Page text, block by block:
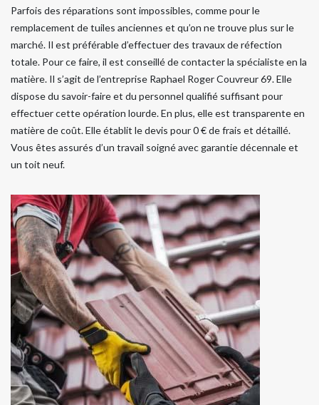
Parfois des réparations sont impossibles, comme pour le
remplacement de tuiles anciennes et qu’on ne trouve plus sur le
marché. Il est préférable d’effectuer des travaux de réfection
totale. Pour ce faire, il est conseillé de contacter la spécialiste en la
matière. Il s’agit de l’entreprise Raphael Roger Couvreur 69. Elle
dispose du savoir-faire et du personnel qualifié suffisant pour
effectuer cette opération lourde. En plus, elle est transparente en
matière de coût. Elle établit le devis pour 0 € de frais et détaillé.
Vous êtes assurés d’un travail soigné avec garantie décennale et
un toit neuf.